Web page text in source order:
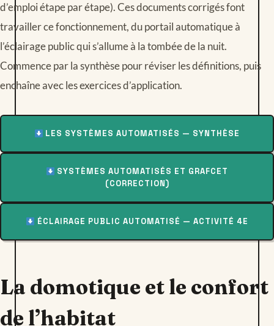
d’emploi étape par étape). Ces documents corrigés font
travailler ce fonctionnement, du portail automatique à
l’éclairage public qui s’allume à la tombée de la nuit.
Commence par la synthèse pour réviser les définitions, puis
enchaîne avec les exercices d’application.
LES SYSTÈMES AUTOMATISÉS — SYNTHÈSE
SYSTÈMES AUTOMATISÉS ET GRAFCET
(CORRECTION)
ÉCLAIRAGE PUBLIC AUTOMATISÉ — ACTIVITÉ 4E
La domotique et le confort
de l’habitat